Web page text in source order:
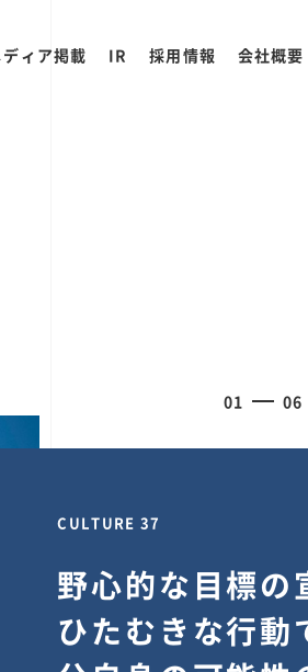
ィア掲載 IR 採用情報 会社概要
01 06